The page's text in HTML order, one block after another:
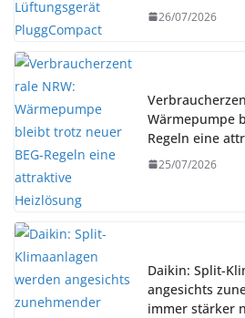
26/07/2026
Wärmepumpe
Regeln eine
25/07/2026
Daikin: Split-
angesichts
immer stärker